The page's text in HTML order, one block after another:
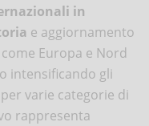
in
e aggiornamento
Europa e Nord
intensificando gli
varie categorie di
rappresenta